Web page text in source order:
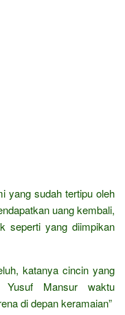
yang sudah tertipu oleh
uang kembali,
seperti yang diimpikan
katanya cincin yang
Yusuf Mansur waktu
di depan keramaian”